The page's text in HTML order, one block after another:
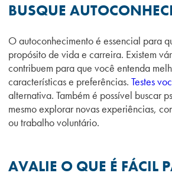
BUSQUE
O autoconhecimento é essencial para
propósito de vida e carreira. Existem
contribuem para que você entenda
características e preferências. Testes
alternativa. Também é possível buscar
mesmo explorar novas experiências,
ou trabalho voluntário.
AVALIE O QUE É FÁCIL